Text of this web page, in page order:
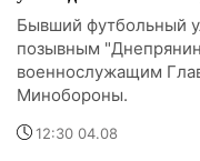
Бывший футбольный
позывным
военнослужащим
Минобороны.
12:30 04.08